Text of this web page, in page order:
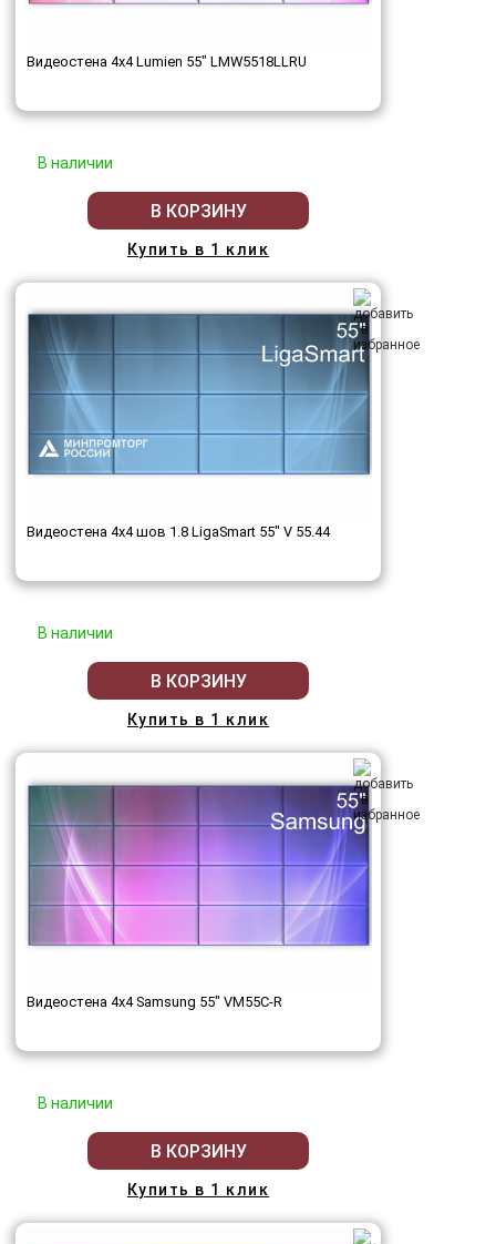
Видеостена 4x4 Lumien 55" LMW5518LLRU
В наличии
В КОРЗИНУ
Купить в 1 клик
Видеостена 4x4 шов 1.8 LigaSmart 55" V 55.44
В наличии
В КОРЗИНУ
Купить в 1 клик
Видеостена 4x4 Samsung 55" VM55C-R
В наличии
В КОРЗИНУ
Купить в 1 клик